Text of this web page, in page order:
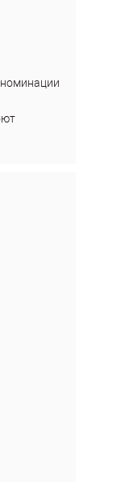
номинации